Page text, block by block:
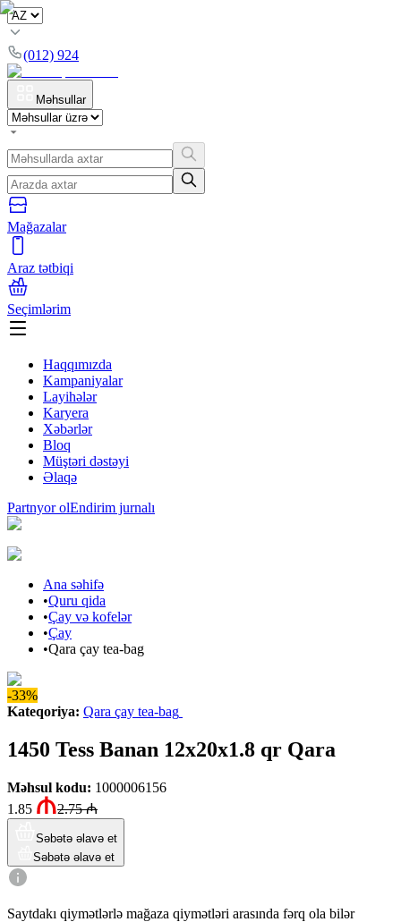
(012) 924
Məhsullar
Mağazalar
Araz tətbiqi
Seçimlərim
Haqqımızda
Kampaniyalar
Layihələr
Karyera
Xəbərlər
Bloq
Müştəri dəstəyi
Əlaqə
Partnyor olEndirim jurnalı
Ana səhifə
•Quru qida
•Çay və kofelər
•Çay
•Qara çay tea-bag
-33%
Kateqoriya: Qara çay tea-bag
1450 Tess Banan 12x20x1.8 qr Qara
Məhsul kodu: 1000006156
1.85
2.75₼
Səbətə əlavə et
Səbətə əlavə et
Saytdakı qiymətlərlə mağaza qiymətləri arasında fərq ola bilər